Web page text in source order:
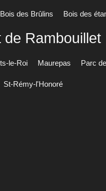
Bois des Brûlins Bois des
de Rambouillet
le-Roi Maurepas Parc
St-Rémy-l'Honoré